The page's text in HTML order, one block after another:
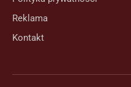
Reklama
Kontakt